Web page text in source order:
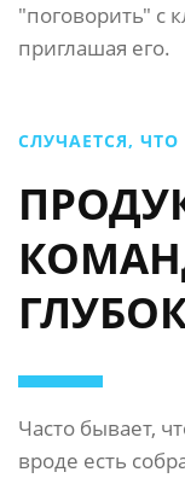
"поговорить" с
приглашая его.
СЛУЧАЕТСЯ, ЧТО
Часто бывает,
вроде есть